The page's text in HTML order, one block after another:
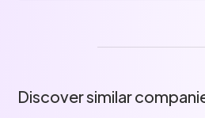
Discover similar